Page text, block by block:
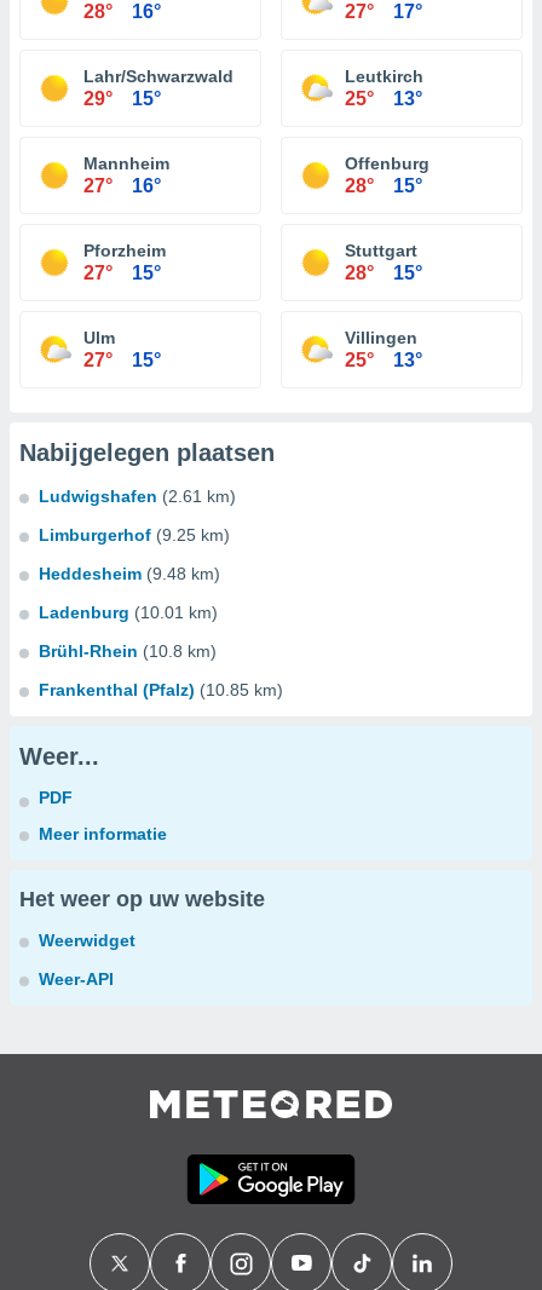
28° 16° 27° 17°
Lahr/Schwarzwald
29° 15°
Leutkirch
25° 13°
Mannheim
27° 16°
Offenburg
28° 15°
Pforzheim
27° 15°
Stuttgart
28° 15°
Ulm
27° 15°
Villingen
25° 13°
Nabijgelegen plaatsen
Ludwigshafen (2.61 km)
Limburgerhof (9.25 km)
Heddesheim (9.48 km)
Ladenburg (10.01 km)
Brühl-Rhein (10.8 km)
Frankenthal (Pfalz) (10.85 km)
Weer...
PDF
Meer informatie
Het weer op uw website
Weerwidget
Weer-API